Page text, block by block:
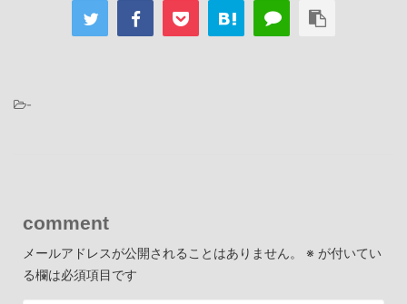
-
comment
メールアドレスが公開されることはありません。 ※ が付いてい
る欄は必須項目です